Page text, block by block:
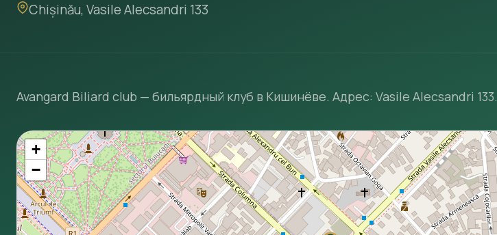
Chișinău, Vasile Alecsandri 133
Avangard Biliard club — бильярдный клуб в Кишинёве. Адрес: Vasile Alecsandri 133.
+
−